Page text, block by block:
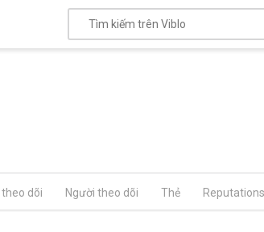
dõi Người theo dõi Thẻ Reputations